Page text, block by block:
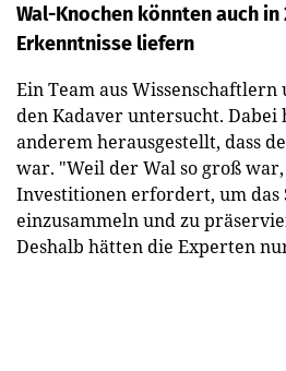
Wal-Knochen könnten auch in
Erkenntnisse liefern
Ein Team aus
den Kadaver untersucht. Dabei
anderem herausgestellt, dass
war. "Weil der Wal so groß
Investitionen erfordert, um das
einzusammeln und zu
Deshalb hätten die Experten